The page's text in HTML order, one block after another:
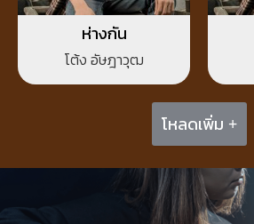
ห่างกัน
โต้ง อัษฎาวุฒ
โหลดเพิ่ม +